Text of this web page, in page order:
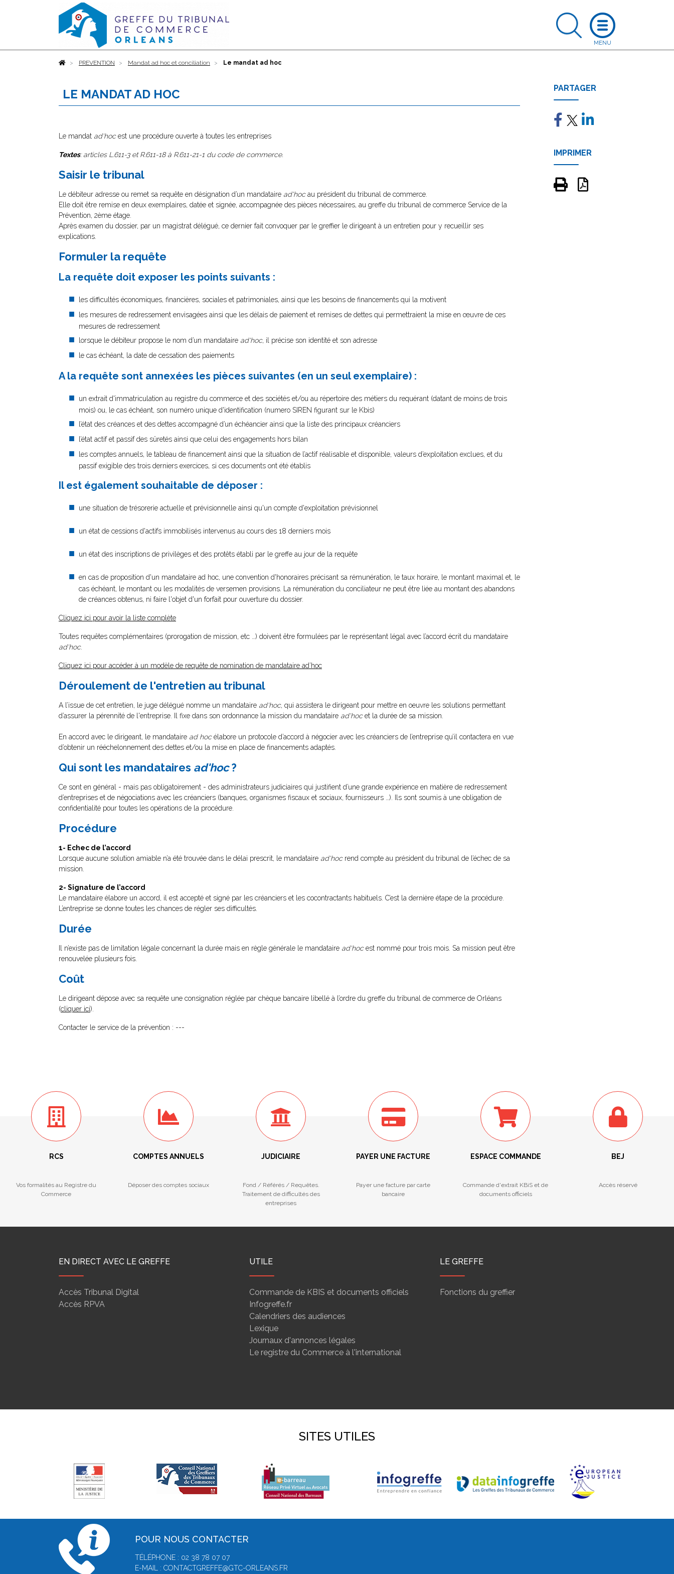
AccueilPREVENTION Mandat ad hoc et conciliation Le mandat ad hoc
LE MANDAT AD HOC
Le mandat ad'hocest une procédure ouverte à toutes les entreprises
Textes: articles L.611-3 et R.611-18 à R.611-21-1 du code de commerce.
Saisir le tribunal
Le débiteur adresse ou remet sa requête en désignation d’un mandataire ad'hocau président du tribunal de commerce.
Elle doit être remise en deux exemplaires, datée et signée, accompagnée des pièces nécessaires, au greffe du tribunal de commerce Service de la
Prévention, 2ème étage.
Après examen du dossier, par un magistrat délégué, ce dernier fait convoquer par le greffier le dirigeant à un entretien pour y recueillir ses
explications.
Formuler la requête
La requête doit exposer les points suivants :
les difficultés économiques, financières, sociales et patrimoniales, ainsi que les besoins de financements qui la motivent
les mesures de redressement envisagées ainsi que les délais de paiement et remises de dettes qui permettraient la mise en œuvre de ces
mesures de redressement
lorsque le débiteur propose le nom d’un mandataire ad'hoc, il précise son identité et son adresse
le cas échéant, la date de cessation des paiements
A la requête sont annexées les pièces suivantes (en un seul exemplaire) :
un extrait d'immatriculation au registre du commerce et des sociétés et/ou au répertoire des métiers du requérant (datant de moins de trois
mois) ou, le cas échéant, son numéro unique d'identification (numero SIREN figurant sur le Kbis)
l’état des créances et des dettes accompagné d’un échéancier ainsi que la liste des principaux créanciers
l’état actif et passif des sûretés ainsi que celui des engagements hors bilan
les comptes annuels, le tableau de financement ainsi que la situation de l’actif réalisable et disponible, valeurs d’exploitation exclues, et du
passif exigible des trois derniers exercices, si ces documents ont été établis
Il est également souhaitable de déposer :
une situation de trésorerie actuelle et prévisionnelle ainsi qu'un compte d'exploitation prévisionnel
un état de cessions d'actifs immobilisés intervenus au cours des 18 derniers mois
un état des inscriptions de privilèges et des protêts établi par le greffe au jour de la requête
en cas de proposition d'un mandataire ad hoc, une convention d'honoraires précisant sa rémunération, le taux horaire, le montant maximal et, le
cas échéant, le montant ou les modalités de versemen provisions. La rémunération du conciliateur ne peut être liée au montant des abandons
de créances obtenus, ni faire l'objet d'un forfait pour ouverture du dossier.
Cliquez ici pour avoir la liste complète
Toutes requêtes complémentaires (prorogation de mission, etc …) doivent être formulées par le représentant légal avec l’accord écrit du mandataire
ad'hoc.
Cliquez ici pour accéder à un modèle de requête de nomination de mandataire ad’hoc
Déroulement de l'entretien au tribunal
A l’issue de cet entretien, le juge délégué nomme un mandataire ad'hoc, qui assistera le dirigeant pour mettre en oeuvre les solutions permettant
d’assurer la pérennité de l'entreprise. Il fixe dans son ordonnance la mission du mandataire ad'hocet la durée de sa mission.
En accord avec le dirigeant, le mandataire ad hocélabore un protocole d’accord à négocier avec les créanciers de l’entreprise qu’il contactera en vue
d’obtenir un rééchelonnement des dettes et/ou la mise en place de financements adaptés.
Qui sont les mandataires ad'hoc?
Ce sont en général - mais pas obligatoirement - des administrateurs judiciaires qui justifient d’une grande expérience en matière de redressement
d’entreprises et de négociations avec les créanciers (banques, organismes fiscaux et sociaux, fournisseurs …). Ils sont soumis à une obligation de
confidentialité pour toutes les opérations de la procédure.
Procédure
1- Echec de l’accord
Lorsque aucune solution amiable n’a été trouvée dans le délai prescrit, le mandataire ad'hocrend compte au président du tribunal de l’échec de sa
mission.
2- Signature de l’accord
Le mandataire élabore un accord, il est accepté et signé par les créanciers et les cocontractants habituels. C’est la dernière étape de la procédure.
L’entreprise se donne toutes les chances de régler ses difficultés.
Durée
Il n’existe pas de limitation légale concernant la durée mais en règle générale le mandataire ad'hocest nommé pour trois mois. Sa mission peut être
renouvelée plusieurs fois.
Coût
Le dirigeant dépose avec sa requête une consignation réglée par chèque bancaire libellé à l’ordre du greffe du tribunal de commerce de Orléans
(cliquer ici).
Contacter le service de la prévention : ---
PARTAGER
IMPRIMER
RCS
Vos formalités au Registre du
Commerce
COMPTES ANNUELS
Déposer des comptes sociaux
JUDICIAIRE
Fond / Référés / Requêtes.
Traitement de difficultés des
entreprises
PAYER UNE FACTURE
Payer une facture par carte
bancaire
ESPACE COMMANDE
Commande d'extrait KBiS et de
documents officiels
BEJ
Accès réservé
EN DIRECT AVEC LE GREFFE
Accès Tribunal Digital
Accès RPVA
UTILE
Commande de KBIS et documents officiels
Infogreffe.fr
Calendriers des audiences
Lexique
Journaux d'annonces légales
Le registre du Commerce à l'international
LE GREFFE
Fonctions du greffier
SITES UTILES
POUR NOUS CONTACTER
TÉLÉPHONE : 02 38 78 07 07
E-MAIL : CONTACTGREFFE@GTC-ORLEANS.FR